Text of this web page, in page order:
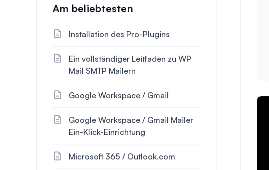
Am beliebtesten
Installation des Pro-Plugins
Ein vollständiger Leitfaden zu WP
Mail SMTP Mailern
Google Workspace / Gmail
Google Workspace / Gmail Mailer
Ein-Klick-Einrichtung
Microsoft 365 / Outlook.com